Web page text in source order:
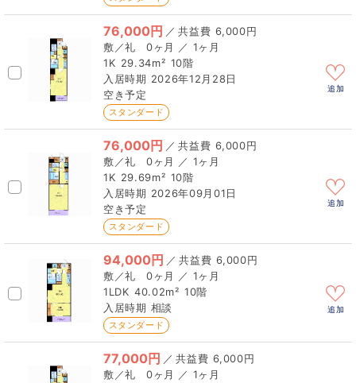
76,000円 ／
6,000円
0ヶ月 ／ 1ヶ月
1K 29.34m² 10階
2026年12月28日
空き予定
スタンダード
追加
76,000円 ／
6,000円
0ヶ月 ／ 1ヶ月
1K 29.69m² 10階
2026年09月01日
空き予定
スタンダード
追加
94,000円 ／
6,000円
0ヶ月 ／ 1ヶ月
1LDK 40.02m² 10階
相談
スタンダード
追加
77,000円 ／
6,000円
0ヶ月 ／ 1ヶ月